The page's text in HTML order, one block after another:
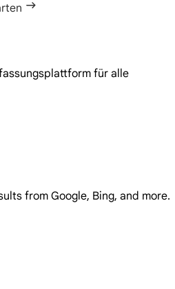
für alle
from Google, Bing, and more.